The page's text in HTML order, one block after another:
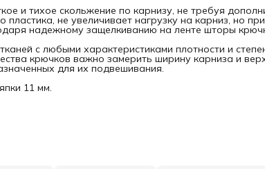
и тихое скольжение по карнизу, не требуя
пластика, не увеличивает нагрузку на карниз, но
надежному защелкиванию на ленте шторы
с любыми характеристиками плотности и
крючков важно замерить ширину карниза и
для их подвешивания.
11 мм.